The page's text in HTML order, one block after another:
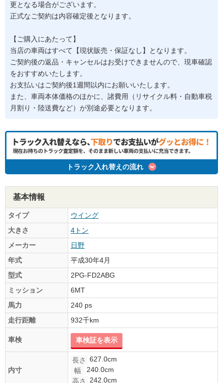
更となる場合がございます。
正式なご契約は内容確定後となります。
【ご購入にあたって】
当店の車両はすべて【現状販売・保証なし】となります。
ご契約後の返品・キャンセルはお受けできませんので、現車確認
をおすすめいたします。
お支払いはご契約後1週間以内にお願いいたします。
また、車両本体価格のほかに、諸費用（リサイクル料・自動車税
月割り・陸送費など）が別途必要となります。
トラック入れ替えの流れ
基本情報
タイプ
ウイング
大きさ
4トン
メーカー
日野
年式
平成30年4月
型式
2PG-FD2ABG
ミッション
6MT
馬力
240 ps
走行距離
932千km
車検 車検証を表示
内寸
長さ
627.0cm
幅
240.0cm
高さ
242.0cm